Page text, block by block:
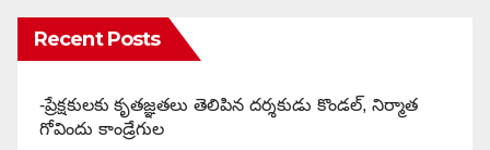
Recent Posts
-ప్రేక్షకులకు కృతజ్ఞతలు తెలిపిన దర్శకుడు కొండల్, నిర్మాత
గోవిందు కాండ్రేగుల